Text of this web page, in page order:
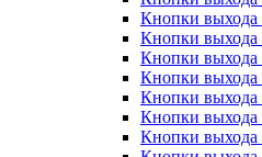
Кнопки выхода
Кнопки выхода
Кнопки выхода
Кнопки
Кнопки выхода
Кнопки выхода
Кнопки